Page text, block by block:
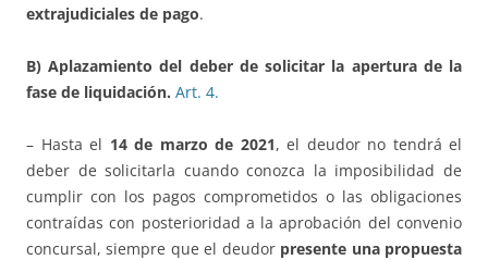
extrajudiciales de pago.
B) Aplazamiento del deber de solicitar la apertura de la
fase de liquidación. Art. 4.
– Hasta el 14 de marzo de 2021, el deudor no tendrá el
deber de solicitarla cuando conozca la imposibilidad de
cumplir con los pagos comprometidos o las obligaciones
contraídas con posterioridad a la aprobación del convenio
concursal, siempre que el deudor presente una propuesta